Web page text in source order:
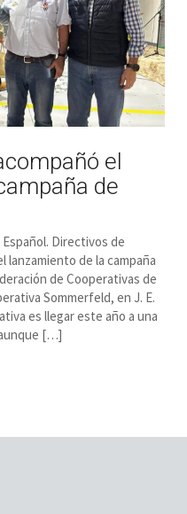
el
de
Directivos de
de la campaña
de Cooperativas de
Sommerfeld, en J. E.
es llegar este año a una
[…]